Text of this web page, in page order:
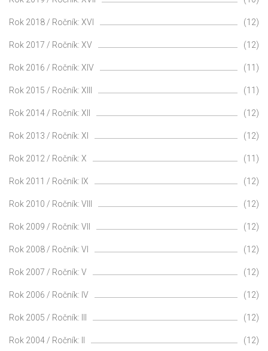
Rok 2018 / Ročník: XVI (12)
Rok 2017 / Ročník: XV (12)
Rok 2016 / Ročník: XIV (11)
Rok 2015 / Ročník: XIII (11)
Rok 2014 / Ročník: XII (12)
Rok 2013 / Ročník: XI (12)
Rok 2012 / Ročník: X (11)
Rok 2011 / Ročník: IX (12)
Rok 2010 / Ročník: VIII (12)
Rok 2009 / Ročník: VII (12)
Rok 2008 / Ročník: VI (12)
Rok 2007 / Ročník: V (12)
Rok 2006 / Ročník: IV (12)
Rok 2005 / Ročník: III (12)
Rok 2004 / Ročník: II (12)